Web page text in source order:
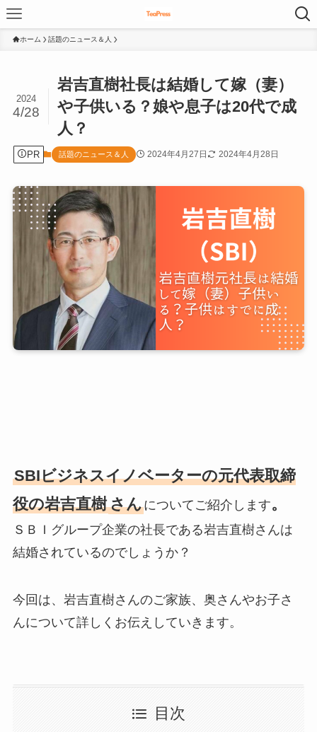
ホーム 話題のニュース＆人
岩吉直樹社長は結婚して嫁（妻）
や子供いる？娘や息子は20代で成
人？
2024
4/28
PR 話題のニュース＆人 2024年4月27日 2024年4月28日
SBIビジネスイノベーターの元代表取締
役の岩吉直樹さんについてご紹介します。
ＳＢＩグループ企業の社長である岩吉直樹さんは
結婚されているのでしょうか？
今回は、岩吉直樹さんのご家族、奥さんやお子さ
んについて詳しくお伝えしていきます。
目次